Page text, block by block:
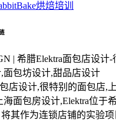
烘焙培训
| 希腊Elektra面包店设计
面包坊设计,甜品店设计
店设计,很特别的面包店,
海面包房设计,Elektra位于
其作为连锁店铺的实验